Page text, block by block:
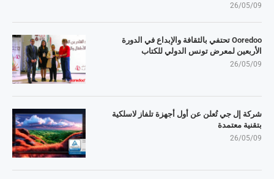
26/05/09
Ooredoo تحتفي بالثقافة والإبداع في الدورة
الأربعين لمعرض تونس الدولي للكتاب
26/05/09
شركة إل جي تُعلن عن أول أجهزة تلفاز لاسلكية
بتقنية معتمدة
26/05/09